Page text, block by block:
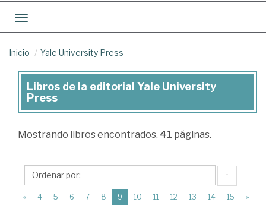
Toggle navigation
Inicio Yale University Press
Libros
de
la
Yale
University
Press
Libros de la editorial Yale University
Press
Mostrando libros encontrados. 41 páginas.
↑
« 4 5 6 7 8 9 (current)
10 11 12 13 14 15 »